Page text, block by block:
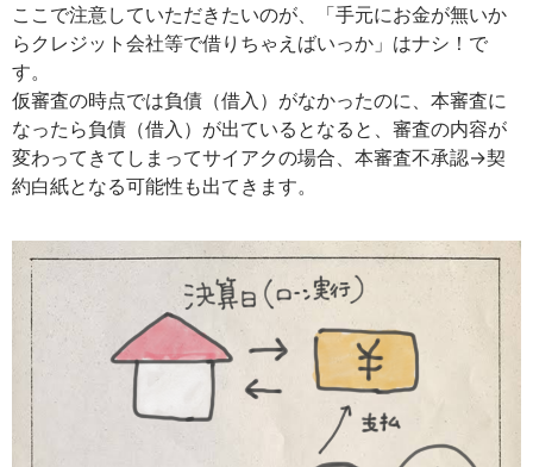
ここで注意していただきたいのが、「手元にお金が無いか
らクレジット会社等で借りちゃえばいっか」はナシ！で
す。
仮審査の時点では負債（借入）がなかったのに、本審査に
なったら負債（借入）が出ているとなると、審査の内容が
変わってきてしまってサイアクの場合、本審査不承認→契
約白紙となる可能性も出てきます。